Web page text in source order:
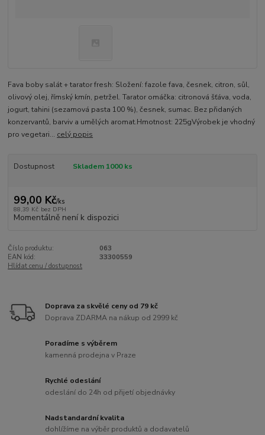
Fava boby salát + tarator fresh: Složení: fazole fava, česnek, citron, sůl,
olivový olej, římský kmín, petržel. Tarator omáčka: citronová šťáva, voda,
jogurt, tahini (sezamová pasta 100 %), česnek, sumac. Bez přidaných
konzervantů, barviv a umělých aromat.Hmotnost: 225gVýrobek je vhodný
pro vegetari... celý popis
Dostupnost Skladem 1000 ks
99,00 Kč/ks
88,39 Kč bez DPH
Momentálně není k dispozici
Číslo produktu:
063
EAN kód:
33300559
Hlídat cenu / dostupnost
Doprava za skvělé ceny od 79 kč
Doprava ZDARMA na nákup od 2999 kč
Poradíme s výběrem
kamenná prodejna v Praze
Rychlé odeslání
odeslání do 24h od přijetí objednávky
Nadstandardní kvalita
dohlížíme na výběr produktů a dodavatelů